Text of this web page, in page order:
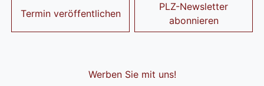
Termin veröffentlichen
PLZ-Newsletter
abonnieren
Werben Sie mit uns!